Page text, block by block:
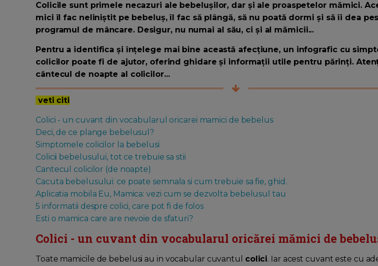
Colicile sunt primele necazuri ale bebelușilor, dar și ale proaspetelor mămici.
mici îl fac neliniștit pe bebeluș, îl fac să plângă, să nu poată dormi și să îi dea
programul de mâncare. Desigur, nu numai al său, ci și al mămicii...
Pentru a identifica și înțelege mai bine această afecțiune, un infografic cu
colicilor poate fi de ajutor, oferind ghidare și informații utile pentru părinți.
cântecul de noapte al colicilor...
veti citi
Colici - un cuvant din vocabularul oricarei mamici de bebelus
Deci, de ce plange bebelusul?
Simptomele colicilor la bebelusi
Colicii bebelusului, tot ce trebuie sa stii
Cantecul colicilor (de noapte)
Cacuta bebelusului: ce poate semnala si cum trebuie sa fie, ghid.
Aplicatia mobila Eu, Mamica: vezi cum se dezvolta bebelusul tau
5 informatii despre colici, care pot fi de folos
Esti o mamica care are nevoie de sfaturi?
Colici - un cuvant din vocabularul oricărei mămici de
Toate mamicile de bebelusi au in vocabular cuvantul colici. Iar acest cuvant este cu